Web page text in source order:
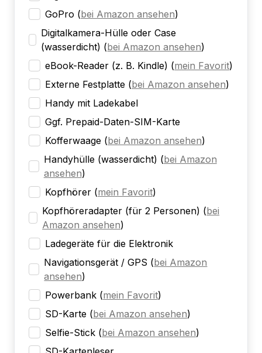
GoPro (bei Amazon ansehen)
Digitalkamera-Hülle oder Case
(wasserdicht) (bei Amazon ansehen)
eBook-Reader (z. B. Kindle) (mein Favorit)
Externe Festplatte (bei Amazon ansehen)
Handy mit Ladekabel
Ggf. Prepaid-Daten-SIM-Karte
Kofferwaage (bei Amazon ansehen)
Handyhülle (wasserdicht) (bei Amazon
ansehen)
Kopfhörer (mein Favorit)
Kopfhöreradapter (für 2 Personen) (bei
Amazon ansehen)
Ladegeräte für die Elektronik
Navigationsgerät / GPS (bei Amazon
ansehen)
Powerbank (mein Favorit)
SD-Karte (bei Amazon ansehen)
Selfie-Stick (bei Amazon ansehen)